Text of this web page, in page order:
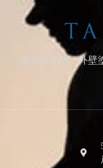
南大阪専門 外壁